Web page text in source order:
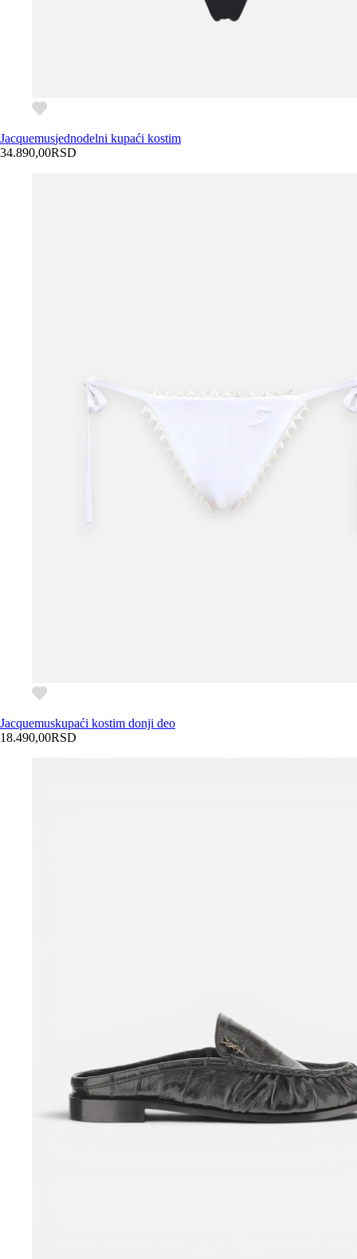
Jacquemusjednodelni kupaći kostim
34.890,00RSD
Jacquemuskupaći kostim donji deo
18.490,00RSD